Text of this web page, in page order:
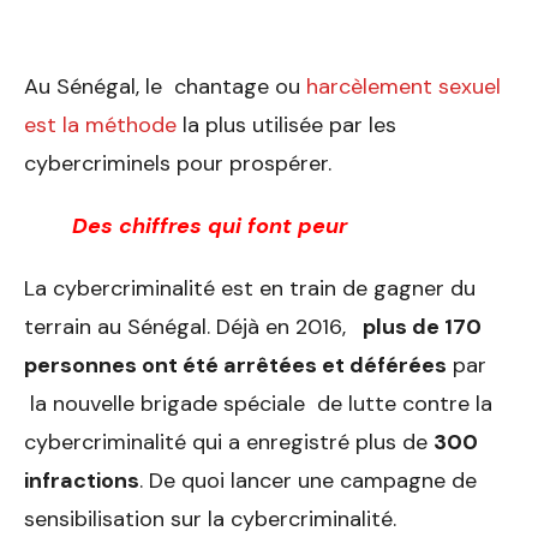
Au Sénégal, le chantage ou harcèlement sexuel
est la méthode la plus utilisée par les
cybercriminels pour prospérer.
Des chiffres qui font peur
La cybercriminalité est en train de gagner du
terrain au Sénégal. Déjà en 2016,
plus de 170
personnes ont été arrêtées et déférées par
la nouvelle brigade spéciale de lutte contre la
cybercriminalité qui a enregistré plus de 300
infractions. De quoi lancer une campagne de
sensibilisation sur la cybercriminalité.